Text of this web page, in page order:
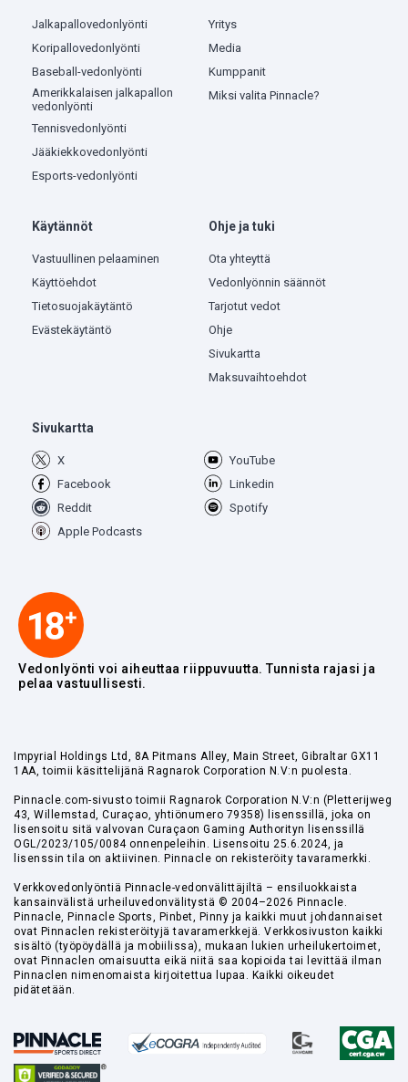
Jalkapallovedonlyönti
Koripallovedonlyönti
Baseball-vedonlyönti
Amerikkalaisen jalkapallon
vedonlyönti
Tennisvedonlyönti
Jääkiekkovedonlyönti
Esports-vedonlyönti
Yritys
Media
Kumppanit
Miksi valita Pinnacle?
Käytännöt
Vastuullinen pelaaminen
Käyttöehdot
Tietosuojakäytäntö
Evästekäytäntö
Ohje ja tuki
Ota yhteyttä
Vedonlyönnin säännöt
Tarjotut vedot
Ohje
Sivukartta
Maksuvaihtoehdot
Sivukartta
X
YouTube
Facebook
Linkedin
Reddit
Spotify
Apple Podcasts
Vedonlyönti voi aiheuttaa riippuvuutta. Tunnista rajasi ja
pelaa vastuullisesti.
Impyrial Holdings Ltd, 8A Pitmans Alley, Main Street, Gibraltar GX11
1AA, toimii käsittelijänä Ragnarok Corporation N.V:n puolesta.
Pinnacle.com-sivusto toimii Ragnarok Corporation N.V:n (Pletterijweg
43, Willemstad, Curaçao, yhtiönumero 79358) lisenssillä, joka on
lisensoitu sitä valvovan Curaçaon Gaming Authorityn lisenssillä
OGL/2023/105/0084 onnenpeleihin. Lisensoitu 25.6.2024, ja
lisenssin tila on aktiivinen. Pinnacle on rekisteröity tavaramerkki.
Verkkovedonlyöntiä Pinnacle-vedonvälittäjiltä – ensiluokkaista
kansainvälistä urheiluvedonvälitystä © 2004–2026 Pinnacle.
Pinnacle, Pinnacle Sports, Pinbet, Pinny ja kaikki muut johdannaiset
ovat Pinnaclen rekisteröityjä tavaramerkkejä. Verkkosivuston kaikki
sisältö (työpöydällä ja mobiilissa), mukaan lukien urheilukertoimet,
ovat Pinnaclen omaisuutta eikä niitä saa kopioida tai levittää ilman
Pinnaclen nimenomaista kirjoitettua lupaa. Kaikki oikeudet
pidätetään.